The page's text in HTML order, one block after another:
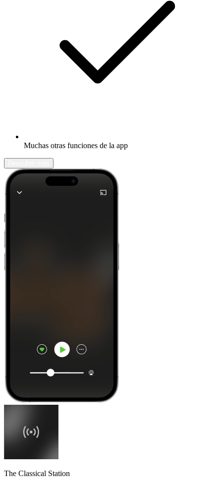
Muchas otras funciones de la app
The Classical Station